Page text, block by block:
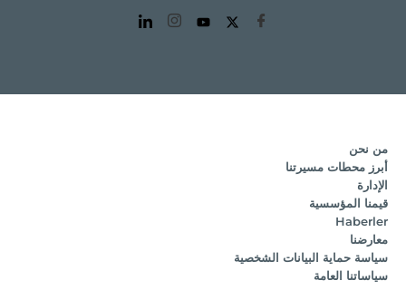
من نحن
أبرز محطات مسيرتنا
الإدارة
قيمنا المؤسسية
Haberler
معارضنا
سياسة حماية البيانات الشخصية
سياساتنا العامة